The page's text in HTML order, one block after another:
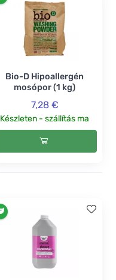
Bio-D Hipoallergén
mosópor (1 kg)
7,28 €
Készleten - szállítás ma